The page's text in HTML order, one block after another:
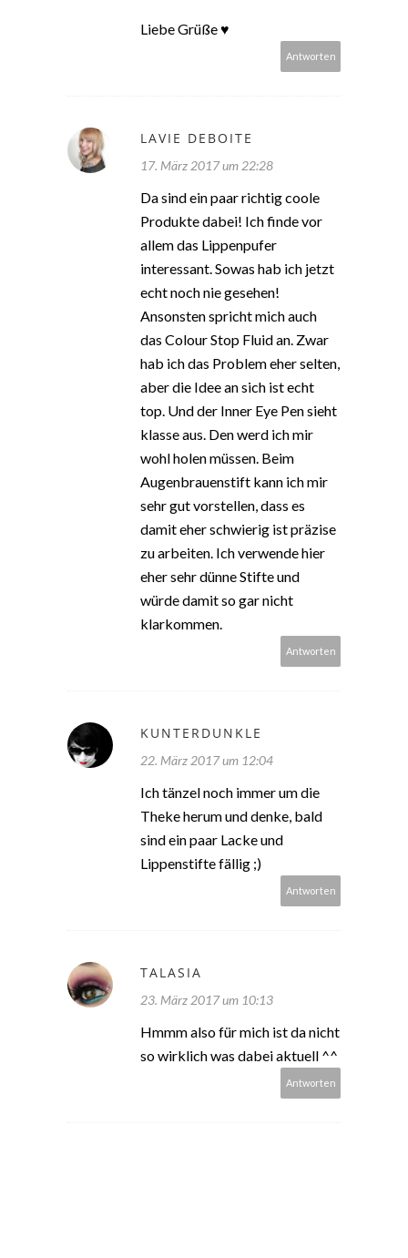
Liebe Grüße ♥
Antworten
LAVIE DEBOITE
17. März 2017 um 22:28
Da sind ein paar richtig coole
Produkte dabei! Ich finde vor
allem das Lippenpufer
interessant. Sowas hab ich jetzt
echt noch nie gesehen!
Ansonsten spricht mich auch
das Colour Stop Fluid an. Zwar
hab ich das Problem eher selten,
aber die Idee an sich ist echt
top. Und der Inner Eye Pen sieht
klasse aus. Den werd ich mir
wohl holen müssen. Beim
Augenbrauenstift kann ich mir
sehr gut vorstellen, dass es
damit eher schwierig ist präzise
zu arbeiten. Ich verwende hier
eher sehr dünne Stifte und
würde damit so gar nicht
klarkommen.
Antworten
KUNTERDUNKLE
22. März 2017 um 12:04
Ich tänzel noch immer um die
Theke herum und denke, bald
sind ein paar Lacke und
Lippenstifte fällig ;)
Antworten
TALASIA
23. März 2017 um 10:13
Hmmm also für mich ist da nicht
so wirklich was dabei aktuell ^^
Antworten